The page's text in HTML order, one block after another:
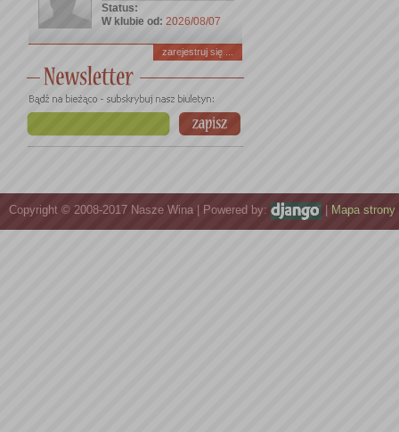
Status:
W klubie od: 2026/08/07
zarejestruj się ...
Copyright © 2008-2017 Nasze Wina | Powered by: Mapa strony